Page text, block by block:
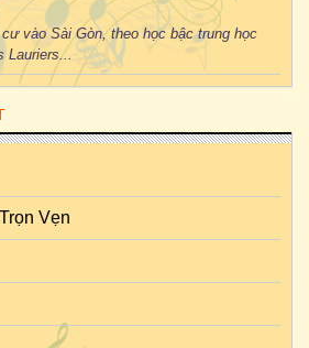
vào Sài Gòn, theo học bậc trung học
Lauriers...
Vẹn